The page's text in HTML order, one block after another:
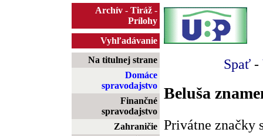
Archív - Tiráž -
Prílohy
Vyhľadávanie
Na titulnej strane
Domáce
spravodajstvo
Finančné
spravodajstvo
Zahraničie
Spať -
Beluša
Privátne značky